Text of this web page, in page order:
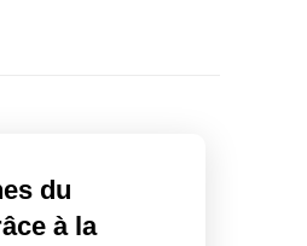
du
à la